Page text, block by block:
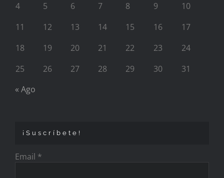
4
5 6 7 8 9
10
11
12 13 14 15 16
17
18
19 20 21 22 23
24
25
26 27 28 29 30
31
« Ago
¡Suscríbete!
Email *